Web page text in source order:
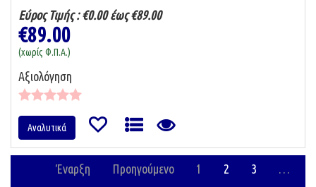
Εύρος Τιμής : €0.00 έως €89.00
€89.00
(χωρίς Φ.Π.Α.)
Αξιολόγηση
Αναλυτικά
Έναρξη Προηγούμενο 1 2 3